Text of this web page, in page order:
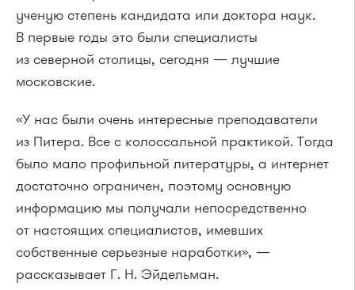
ученую степень кандидата или доктора наук.
В первые годы это были специалисты
из северной столицы, сегодня — лучшие
московские.
«У нас были очень интересные преподаватели
из Питера. Все с колоссальной практикой. Тогда
было мало профильной литературы, а интернет
достаточно ограничен, поэтому основную
информацию мы получали непосредственно
от настоящих специалистов, имевших
собственные серьезные наработки», —
рассказывает Г. Н. Эйдельман.